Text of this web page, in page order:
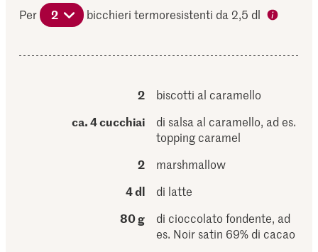
Per 2 bicchieri termoresistenti da 2,5 dl
2
biscotti al caramello
ca. 4 cucchiai
di salsa al caramello, ad es.
topping caramel
2
marshmallow
4 dl
di latte
80 g
di cioccolato fondente, ad
es. Noir satin 69% di cacao